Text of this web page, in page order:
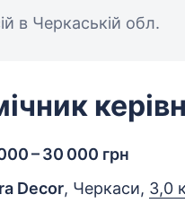
в Черкаській обл.
– 30 000 грн
Decor, Черкаси, 3,0